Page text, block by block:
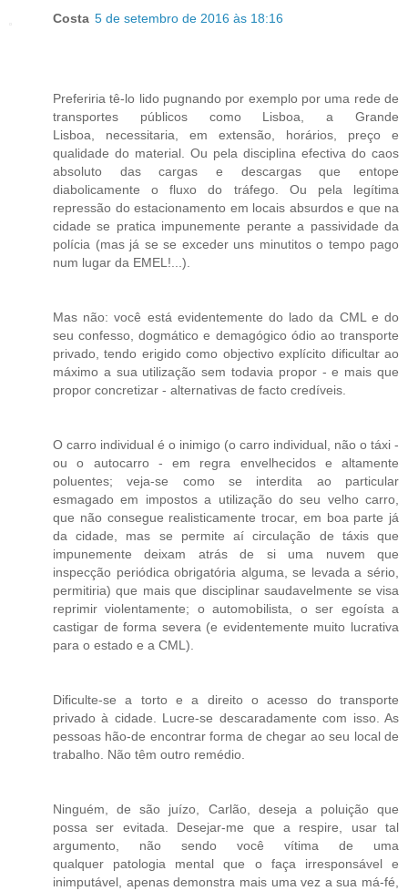
Costa 5 de setembro de 2016 às 18:16
Preferiria tê-lo lido pugnando por exemplo por uma rede de
transportes públicos como Lisboa, a Grande
Lisboa, necessitaria, em extensão, horários, preço e
qualidade do material. Ou pela disciplina efectiva do caos
absoluto das cargas e descargas que entope
diabolicamente o fluxo do tráfego. Ou pela legítima
repressão do estacionamento em locais absurdos e que na
cidade se pratica impunemente perante a passividade da
polícia (mas já se se exceder uns minutitos o tempo pago
num lugar da EMEL!...).
Mas não: você está evidentemente do lado da CML e do
seu confesso, dogmático e demagógico ódio ao transporte
privado, tendo erigido como objectivo explícito dificultar ao
máximo a sua utilização sem todavia propor - e mais que
propor concretizar - alternativas de facto credíveis.
O carro individual é o inimigo (o carro individual, não o táxi -
ou o autocarro - em regra envelhecidos e altamente
poluentes; veja-se como se interdita ao particular
esmagado em impostos a utilização do seu velho carro,
que não consegue realisticamente trocar, em boa parte já
da cidade, mas se permite aí circulação de táxis que
impunemente deixam atrás de si uma nuvem que
inspecção periódica obrigatória alguma, se levada a sério,
permitiria) que mais que disciplinar saudavelmente se visa
reprimir violentamente; o automobilista, o ser egoísta a
castigar de forma severa (e evidentemente muito lucrativa
para o estado e a CML).
Dificulte-se a torto e a direito o acesso do transporte
privado à cidade. Lucre-se descaradamente com isso. As
pessoas hão-de encontrar forma de chegar ao seu local de
trabalho. Não têm outro remédio.
Ninguém, de são juízo, Carlão, deseja a poluição que
possa ser evitada. Desejar-me que a respire, usar tal
argumento, não sendo você vítima de uma
qualquer patologia mental que o faça irresponsável e
inimputável, apenas demonstra mais uma vez a sua má-fé,